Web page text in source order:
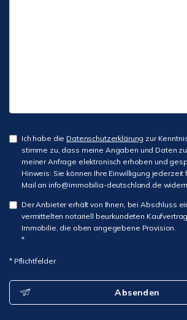
Ich habe die Datenschutzerklärung zur
stimme zu, dass meine Angaben und Daten
meiner Anfrage elektronisch erhoben und
Hinweis: Sie können Ihre Einwilligung jederzeit
Mail an info@immobilia-deutschland.de
Der Anbieter erhält von Ihnen, bei Abschluss
vermittelten notariell beurkundeten
Immobilie, die oben angegebene Provision.
*
* Pflichtfelder
Absenden